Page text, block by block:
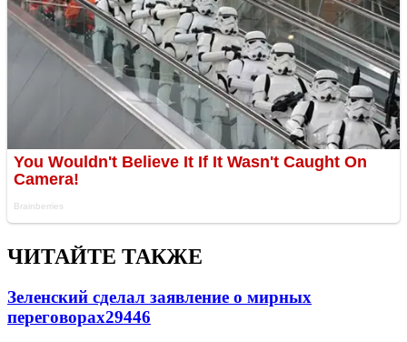
ЧИТАЙТЕ ТАКЖЕ
Зеленский сделал заявление о мирных
переговорах29446